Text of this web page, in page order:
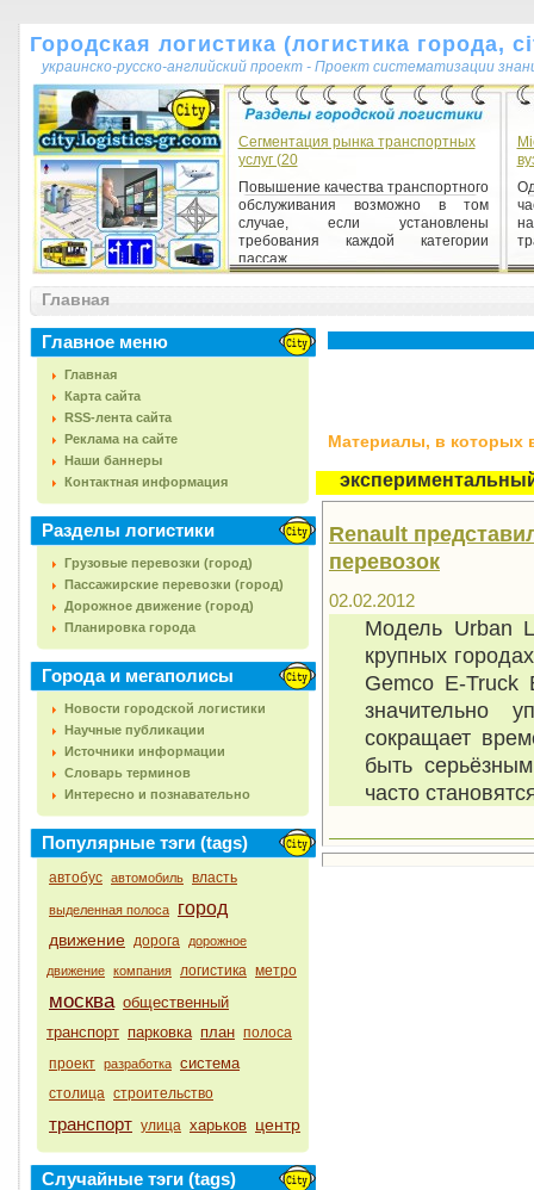
Городская логистика (логистика города,
украинско-русско-английский проект - Проект систематизации
Сегментация рынка транспортных
услуг (20
Повышение качества транспортного
обслуживания возможно в том
случае, если установлены
требования каждой категории
пассаж...
Главная
Главное меню
Главная
Карта сайта
RSS-лента сайта
Реклама на сайте
Наши баннеры
Контактная информация
Разделы логистики
Грузовые перевозки (город)
Пассажирские перевозки (город)
Дорожное движение (город)
Планировка города
Города и мегаполисы
Новости городской логистики
Научные публикации
Источники информации
Словарь терминов
Интересно и познавательно
Популярные тэги (tags)
автобус автомобиль власть
выделенная полоса город
движение дорога дорожное
движение компания логистика метро
москва общественный
транспорт парковка план полоса
проект разработка система
столица строительство
транспорт улица харьков центр
Случайные тэги (tags)
Материалы, в которых
Renault
перевозок
02.02.2012
Модель Urban
крупных
Gemco E-Truck
значительно
сокращает
быть
часто